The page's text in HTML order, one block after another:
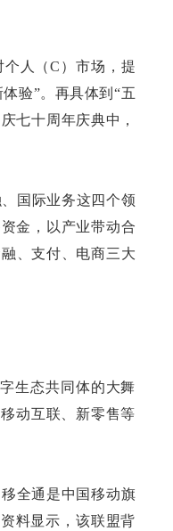
人（C）市场，提
验”。再具体到“五
七十周年庆典中，
国际业务这四个领
金，以产业带动合
、支付、电商三大
生态共同体的大舞
动互联、新零售等
全通是中国移动旗
料显示，该联盟背